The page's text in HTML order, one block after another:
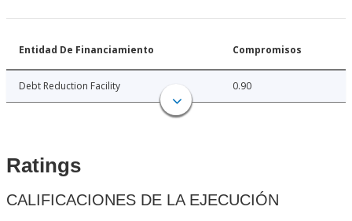
Entidad De Financiamiento Compromisos
Debt Reduction Facility 0.90
Ratings
CALIFICACIONES DE LA EJECUCIÓN